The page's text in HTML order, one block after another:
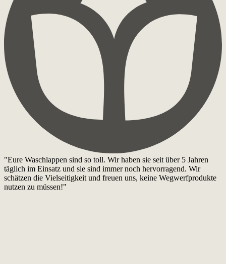
"Eure Waschlappen sind so toll. Wir haben sie seit über 5 Jahren
täglich im Einsatz und sie sind immer noch hervorragend. Wir
schätzen die Vielseitigkeit und freuen uns, keine Wegwerfprodukte
nutzen zu müssen!"